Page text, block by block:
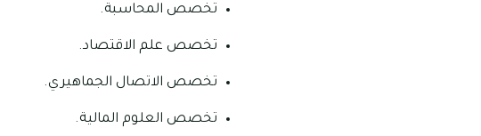
تخصص المحاسبة.
تخصص علم الاقتصاد.
تخصص الاتصال الجماهيري.
تخصص العلوم المالية.